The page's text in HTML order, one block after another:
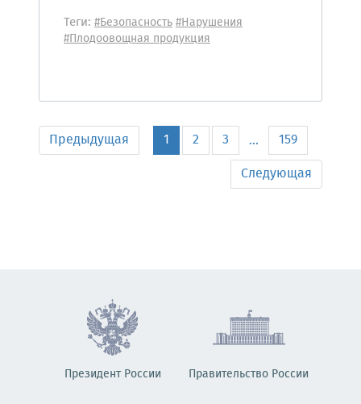
Теги: #Безопасность#Нарушения
#Плодоовощная продукция
Предыдущая 1 2 3 ...
159
Следующая
Президент России Правительство России